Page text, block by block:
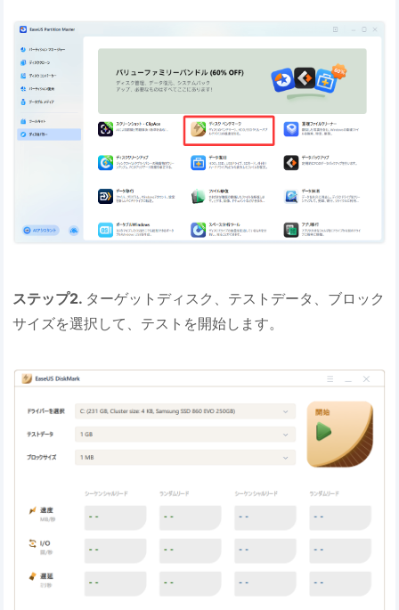
ステップ2. ターゲットディスク、テストデータ、ブロック
サイズを選択して、テストを開始します。